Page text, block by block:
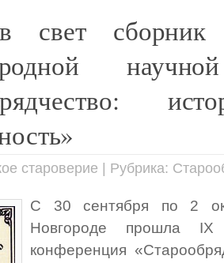
свет сборник
староверие | Рубрика:
С 30 сентября по 2
Новгороде прошла IX
конференция